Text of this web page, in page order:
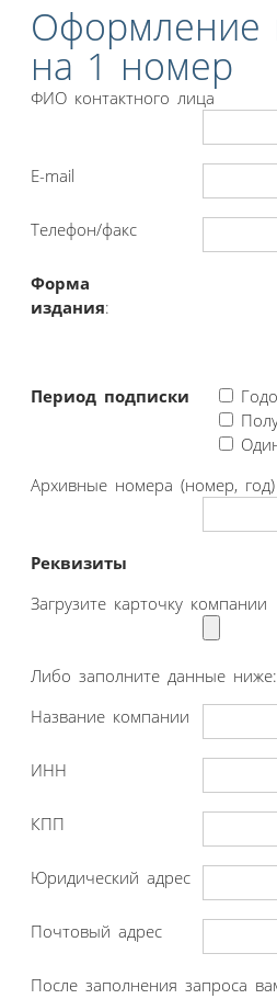
Оформление
на 1 номер
ФИО контактного лица
E-mail
Телефон/факс
Форма
издания:
Период подписки
Архивные номера (номер, год)
Реквизиты
Загрузите карточку компании
Либо заполните данные ниже:
Название компании
ИНН
КПП
Юридический адрес
Почтовый адрес
После заполнения запроса